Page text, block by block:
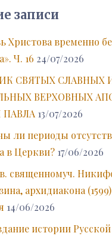
записи
Христова временно
Ч. 16 24/07/2026
СВЯТЫХ СЛАВНЫХ
ВЕРХОВНЫХ
ПАВЛА 13/07/2026
ли периоды
в Церкви? 17/06/2026
священномуч.
архидиакона
14/06/2026
истории Русской